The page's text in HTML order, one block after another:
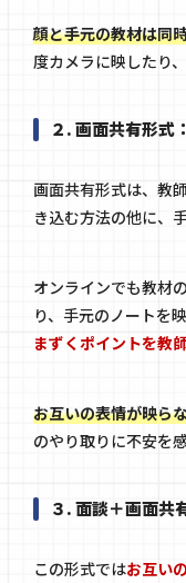
顔と手元の教材は同
度カメラに映したり
２. 画面共有形式
画面共有形式は、教
き込む方法の他に、
オンラインでも教材
り、手元のノートを
まずくポイントを教
お互いの表情が映ら
のやり取りに不安を
３. 面談＋画面共
この形式ではお互い